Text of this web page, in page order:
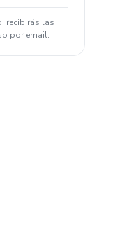
recibirás las
por email.